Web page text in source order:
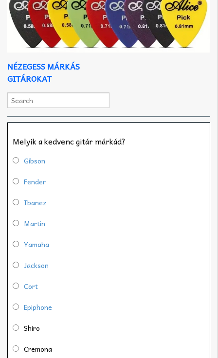
NÉZEGESS MÁRKÁS
GITÁROKAT
Melyik a kedvenc gitár márkád?
Gibson
Fender
Ibanez
Martin
Yamaha
Jackson
Cort
Epiphone
Shiro
Cremona